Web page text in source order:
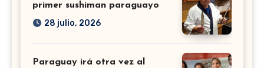
primer sushiman paraguayo
28 julio, 2026
Paraguay irá otra vez al